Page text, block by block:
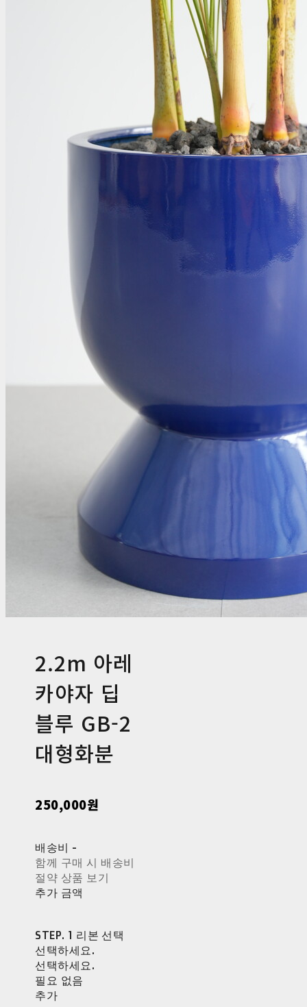
2.2m 아레
카야자 딥
블루 GB-2
대형화분
250,000원
배송비 -
함께 구매 시 배송비
절약 상품 보기
추가 금액
STEP. 1 리본 선택
선택하세요.
선택하세요.
필요 없음
추가